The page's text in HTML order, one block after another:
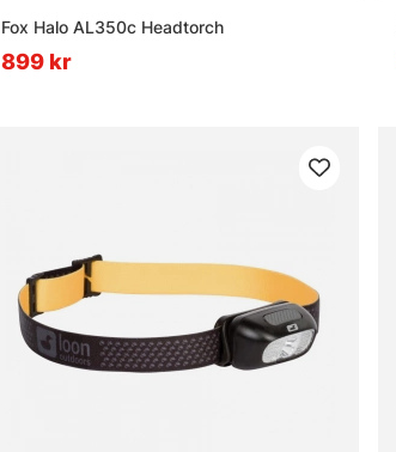
Fox Halo AL350c Headtorch
899 kr